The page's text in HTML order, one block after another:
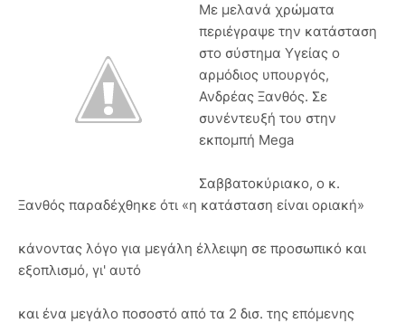
Με μελανά χρώματα
περιέγραψε την κατάσταση
στο σύστημα Υγείας ο
αρμόδιος υπουργός,
Ανδρέας Ξανθός. Σε
συνέντευξή του στην
εκπομπή Mega
Σαββατοκύριακο, ο κ.
Ξανθός παραδέχθηκε ότι «η κατάσταση είναι οριακή»
κάνοντας λόγο για μεγάλη έλλειψη σε προσωπικό και
εξοπλισμό, γι' αυτό
και ένα μεγάλο ποσοστό από τα 2 δισ. της επόμενης